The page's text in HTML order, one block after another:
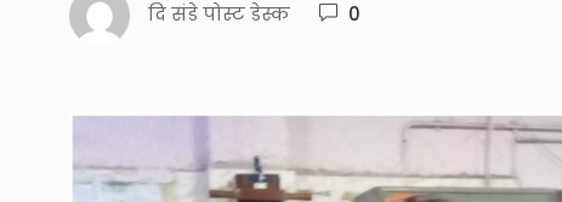
दि संडे पोस्ट डेस्क 0